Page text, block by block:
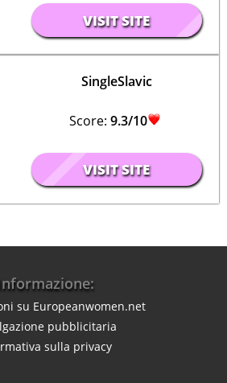
VISIT SITE
SingleSlavic
Score: 9.3/10
VISIT SITE
su Europeanwomen.net
pubblicitaria
sulla privacy